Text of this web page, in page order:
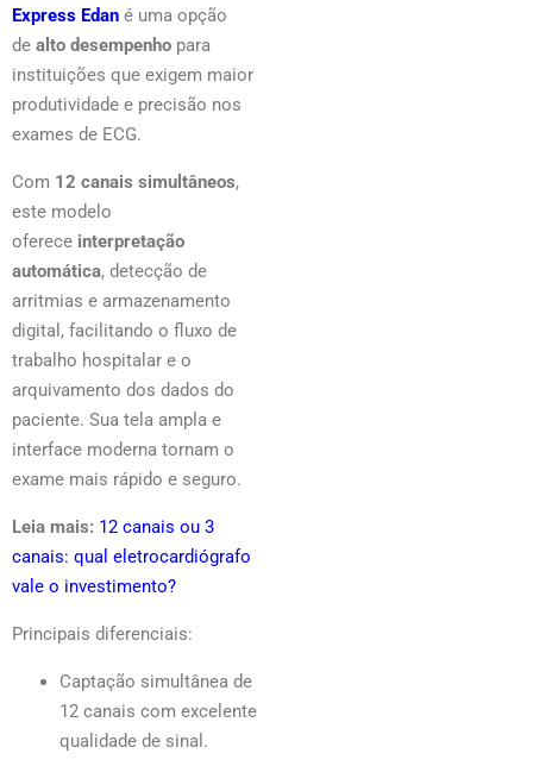
Express Edan é uma opção
de alto desempenho para
instituições que exigem maior
produtividade e precisão nos
exames de ECG.
Com 12 canais simultâneos,
este modelo
oferece interpretação
automática, detecção de
arritmias e armazenamento
digital, facilitando o fluxo de
trabalho hospitalar e o
arquivamento dos dados do
paciente. Sua tela ampla e
interface moderna tornam o
exame mais rápido e seguro.
Leia mais: 12 canais ou 3
canais: qual eletrocardiógrafo
vale o investimento?
Principais diferenciais:
Captação simultânea de
12 canais com excelente
qualidade de sinal.